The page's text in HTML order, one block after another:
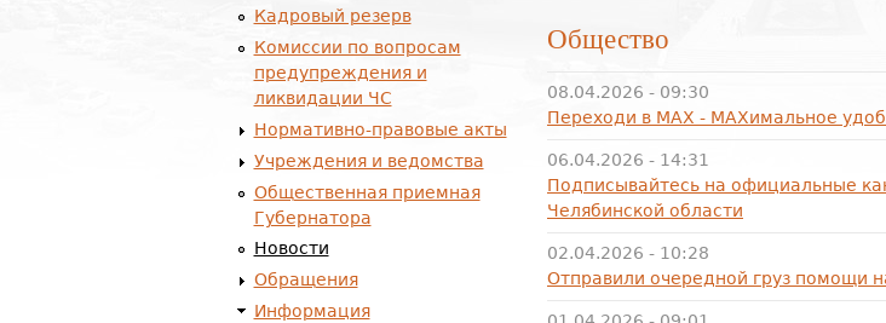
Общество
08.04.2026 - 09:30
Переходи в МАХ - МАХимальное
06.04.2026 - 14:31
Подписывайтесь на официальные
Челябинской области
02.04.2026 - 10:28
Отправили очередной груз помощи
Кадровый резерв
Комиссии по вопросам
предупреждения и
ликвидации ЧС
Нормативно-правовые акты
Учреждения и ведомства
Общественная приемная
Губернатора
Новости
Обращения
Информация